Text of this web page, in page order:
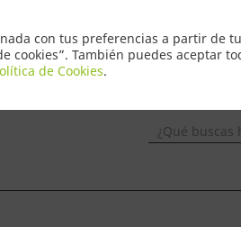
con tus preferencias a partir de
cookies”. También puedes aceptar
de Cookies.
¿Qué buscas